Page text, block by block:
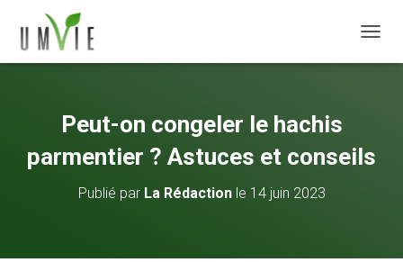
Peut-on congeler le hachis
parmentier ? Astuces et conseils
Publié par La Rédactionle 14 juin 2023